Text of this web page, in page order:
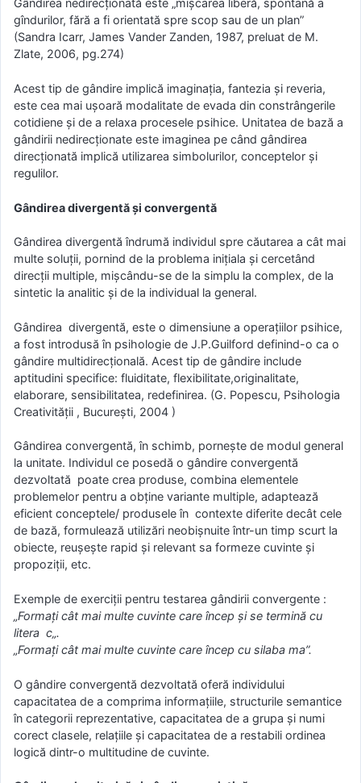
Gândirea nedirecţionată este „mişcarea liberă, spontană a
gîndurilor, fără a fi orientată spre scop sau de un plan”
(Sandra Icarr, James Vander Zanden, 1987, preluat de M.
Zlate, 2006, pg.274)
Acest tip de gândire implică imaginaţia, fantezia şi reveria,
este cea mai uşoară modalitate de evada din constrângerile
cotidiene şi de a relaxa procesele psihice. Unitatea de bază a
gândirii nedirecţionate este imaginea pe când gândirea
direcţionată implică utilizarea simbolurilor, conceptelor şi
regulilor.
Gândirea divergentă şi convergentă
Gândirea divergentă îndrumă individul spre căutarea a cât mai
multe soluţii, pornind de la problema iniţiala şi cercetând
direcţii multiple, mişcându-se de la simplu la complex, de la
sintetic la analitic şi de la individual la general.
Gândirea divergentă, este o dimensiune a operaţiilor psihice,
a fost introdusă în psihologie de J.P.Guilford definind-o ca o
gândire multidirecţională. Acest tip de gândire include
aptitudini specifice: fluiditate, flexibilitate,originalitate,
elaborare, sensibilitatea, redefinirea. (G. Popescu, Psihologia
Creativităţii , Bucureşti, 2004 )
Gândirea convergentă, în schimb, porneşte de modul general
la unitate. Individul ce posedă o gândire convergentă
dezvoltată poate crea produse, combina elementele
problemelor pentru a obţine variante multiple, adaptează
eficient conceptele/ produsele în contexte diferite decât cele
de bază, formulează utilizări neobişnuite într-un timp scurt la
obiecte, reuşeşte rapid şi relevant sa formeze cuvinte şi
propoziţii, etc.
Exemple de exerciţii pentru testarea gândirii convergente :
„Formaţi cât mai multe cuvinte care încep şi se termină cu
litera c„.
„Formaţi cât mai multe cuvinte care încep cu silaba ma”.
O gândire convergentă dezvoltată oferă individului
capacitatea de a comprima informaţiile, structurile semantice
în categorii reprezentative, capacitatea de a grupa şi numi
corect clasele, relaţiile şi capacitatea de a restabili ordinea
logică dintr-o multitudine de cuvinte.